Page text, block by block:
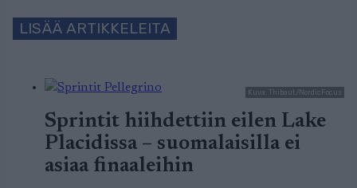
LISÄÄ ARTIKKELEITA
Kuva: Thibaut/NordicFocus
Sprintit hiihdettiin eilen Lake
Placidissa – suomalaisilla ei
asiaa finaaleihin